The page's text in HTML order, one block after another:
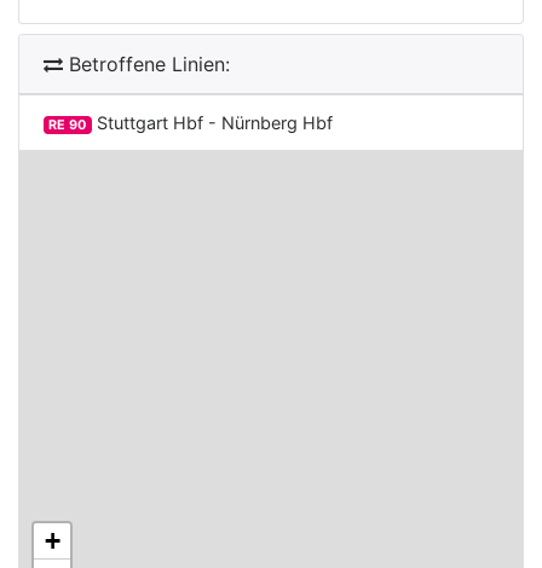
Betroffene Linien:
RE 90 Stuttgart Hbf - Nürnberg Hbf
+